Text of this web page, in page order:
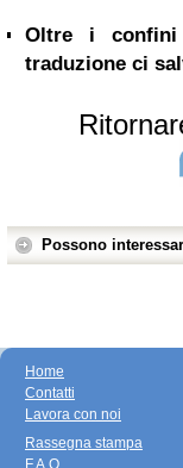
Oltre i
traduzione ci
Possono
Home
Contatti
Lavora con noi
Rassegna stampa
F.A.Q.